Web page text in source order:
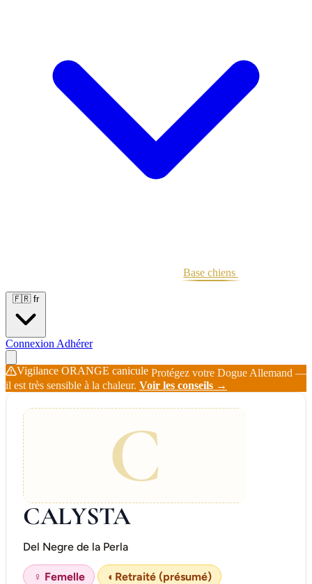
Base chiens
🇫🇷 fr
Connexion Adhérer
Vigilance ORANGE canicule Protégez votre Dogue Allemand —
il est très sensible à la chaleur. Voir les conseils →
C
CALYSTA
Del Negre de la Perla
♀ Femelle ◐ Retraité (présumé)